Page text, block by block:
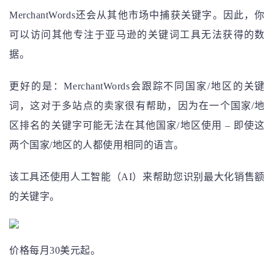
MerchantWords还会从其他市场中捕获关键字。因此，你
可以访问其他专注于亚马逊的关键词工具无法获得的数
据。
更好的是：MerchantWords会跟踪不同国家/地区的关键
词，这对于多站点的卖家很有帮助，因为在一个国家/地
区排名的关键字可能无法在其他国家/地区使用 – 即使这
两个国家/地区的人都使用相同的语言。
该工具还使用人工智能（AI）来帮助您识别最大化销售额
的关键字。
价格每月30美元起。